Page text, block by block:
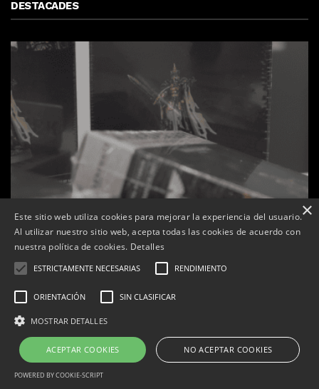
DESTACADES
de referència de Warhammer a Lleida
Per Tàrrega Televisió 22, abril, 2026 - 08:10
×
Este sitio web utiliza cookies para mejorar la experiencia del usuario.
Al utilizar nuestro sitio web, acepta todas las cookies de acuerdo con
nuestra política de cookies. Detalles
ESTRICTAMENTE NECESARIAS RENDIMIENTO
ORIENTACIÓN SIN CLASIFICAR
MOSTRAR DETALLES
ACEPTAR COOKIES NO ACEPTAR COOKIES
POWERED BY COOKIE-SCRIPT